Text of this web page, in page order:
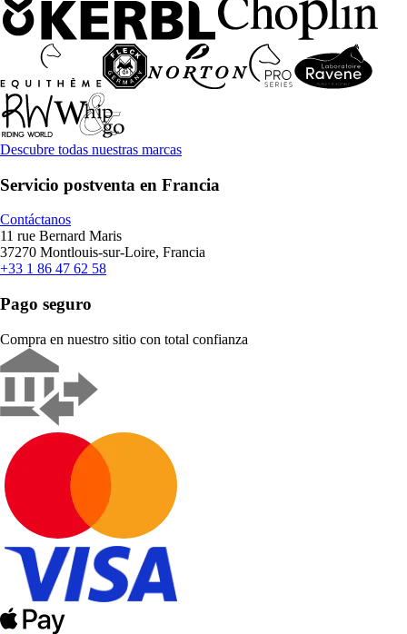
Descubre todas nuestras marcas
Servicio postventa en Francia
Contáctanos
11 rue Bernard Maris
37270 Montlouis-sur-Loire, Francia
+33 1 86 47 62 58
Pago seguro
Compra en nuestro sitio con total confianza